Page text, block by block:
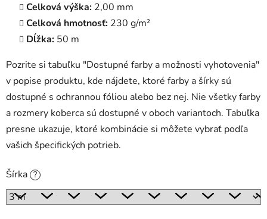
Celková výška: 2,00 mm
Celková hmotnosť: 230 g/m²
Dĺžka: 50 m
Pozrite si tabuľku "Dostupné farby a možnosti vyhotovenia"
v popise produktu, kde nájdete, ktoré farby a šírky sú
dostupné s ochrannou fóliou alebo bez nej. Nie všetky farby
a rozmery koberca sú dostupné v oboch variantoch. Tabuľka
presne ukazuje, ktoré kombinácie si môžete vybrať podľa
vašich špecifických potrieb.
Šírka ?